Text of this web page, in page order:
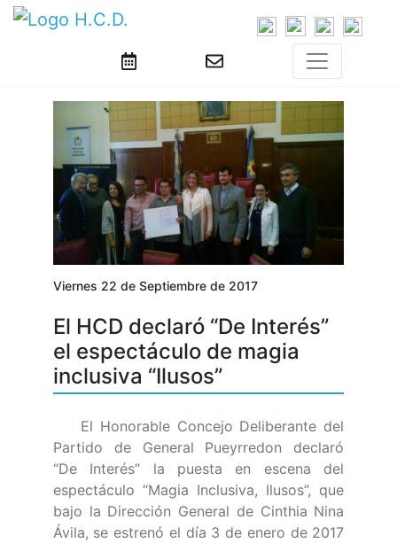
Viernes 22 de Septiembre de 2017
El HCD declaró “De Interés”
el espectáculo de magia
inclusiva “Ilusos”
El Honorable Concejo Deliberante del
Partido de General Pueyrredon declaró
“De Interés” la puesta en escena del
espectáculo “Magia Inclusiva, Ilusos”, que
bajo la Dirección General de Cinthia Nina
Ávila, se estrenó el día 3 de enero de 2017